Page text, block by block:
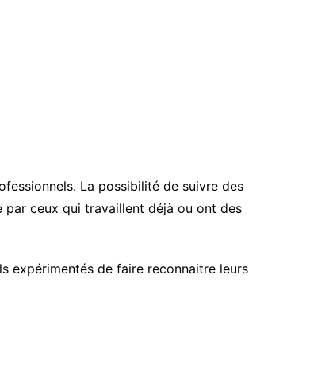
La possibilité de suivre des
par ceux qui travaillent déjà ou ont des
expérimentés de faire reconnaitre leurs